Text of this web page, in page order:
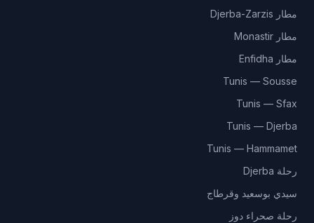
مطار Djerba-Zarzis
مطار Monastir
مطار Enfidha
Tunis — Sousse
Tunis — Sfax
Tunis — Djerba
Tunis — Hammamet
رحلة Djerba
سيدي بوسعيد وقرطاج
رحلة صحراء دوز